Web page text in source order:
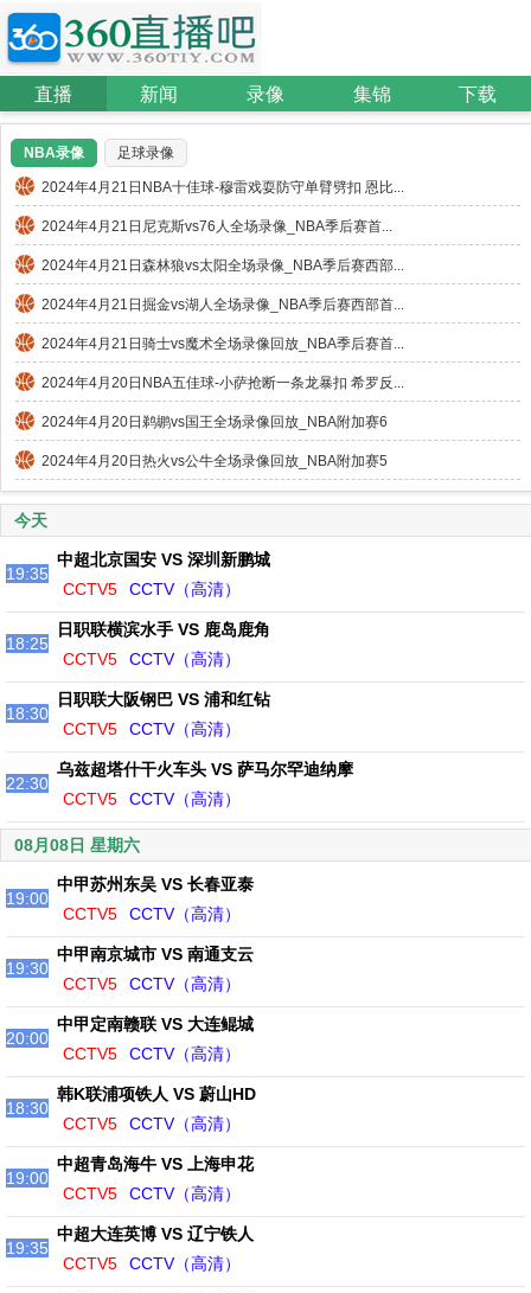
直播 新闻 录像 集锦 下载
NBA录像 足球录像
2024年4月21日NBA十佳球-穆雷戏耍防守单臂劈扣 恩比...
2024年4月21日尼克斯vs76人全场录像_NBA季后赛首...
2024年4月21日森林狼vs太阳全场录像_NBA季后赛西部...
2024年4月21日掘金vs湖人全场录像_NBA季后赛西部首...
2024年4月21日骑士vs魔术全场录像回放_NBA季后赛首...
2024年4月20日NBA五佳球-小萨抢断一条龙暴扣 希罗反...
2024年4月20日鹈鹕vs国王全场录像回放_NBA附加赛6
2024年4月20日热火vs公牛全场录像回放_NBA附加赛5
今天
19:35
中超北京国安 VS 深圳新鹏城
CCTV5
CCTV（高清）
18:25
日职联横滨水手 VS 鹿岛鹿角
CCTV5
CCTV（高清）
18:30
日职联大阪钢巴 VS 浦和红钻
CCTV5
CCTV（高清）
22:30
乌兹超塔什干火车头 VS 萨马尔罕迪纳摩
CCTV5
CCTV（高清）
08月08日 星期六
19:00
中甲苏州东吴 VS 长春亚泰
CCTV5
CCTV（高清）
19:30
中甲南京城市 VS 南通支云
CCTV5
CCTV（高清）
20:00
中甲定南赣联 VS 大连鲲城
CCTV5
CCTV（高清）
18:30
韩K联浦项铁人 VS 蔚山HD
CCTV5
CCTV（高清）
19:00
中超青岛海牛 VS 上海申花
CCTV5
CCTV（高清）
19:35
中超大连英博 VS 辽宁铁人
CCTV5
CCTV（高清）